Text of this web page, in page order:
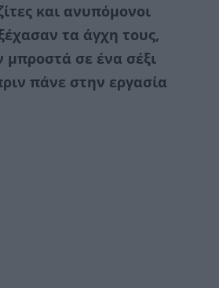
και ανυπόμονοι
τα άγχη τους,
σε ένα σέξι
πάνε στην εργασία